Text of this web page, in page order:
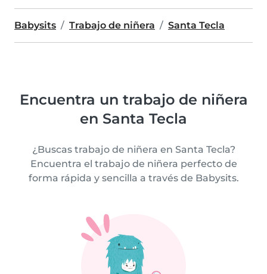
Babysits Trabajo de niñera Santa Tecla
Encuentra un trabajo de niñera
en Santa Tecla
¿Buscas trabajo de niñera en Santa Tecla?
Encuentra el trabajo de niñera perfecto de
forma rápida y sencilla a través de Babysits.